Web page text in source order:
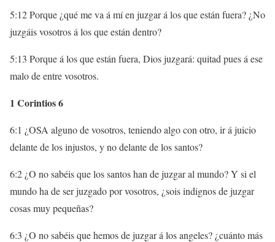
5:12 Porque ¿qué me va á mí en juzgar á los que están fuera? ¿No
juzgáis vosotros á los que están dentro?
5:13 Porque á los que están fuera, Dios juzgará: quitad pues á ese
malo de entre vosotros.
1 Corintios 6
6:1 ¿OSA alguno de vosotros, teniendo algo con otro, ir á juicio
delante de los injustos, y no delante de los santos?
6:2 ¿O no sabéis que los santos han de juzgar al mundo? Y si el
mundo ha de ser juzgado por vosotros, ¿sois indignos de juzgar
cosas muy pequeñas?
6:3 ¿O no sabéis que hemos de juzgar á los angeles? ¿cuánto más